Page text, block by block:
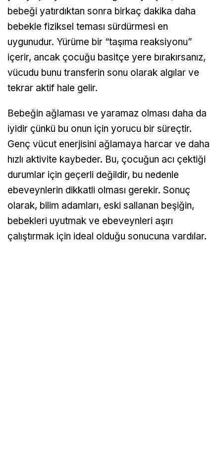
bebeği yatırdıktan sonra birkaç dakika daha
bebekle fiziksel teması sürdürmesi en
uygunudur. Yürüme bir “taşıma reaksiyonu”
içerir, ancak çocuğu basitçe yere bırakırsanız,
vücudu bunu transferin sonu olarak algılar ve
tekrar aktif hale gelir.
Bebeğin ağlaması ve yaramaz olması daha da
iyidir çünkü bu onun için yorucu bir süreçtir.
Genç vücut enerjisini ağlamaya harcar ve daha
hızlı aktivite kaybeder. Bu, çocuğun acı çektiği
durumlar için geçerli değildir, bu nedenle
ebeveynlerin dikkatli olması gerekir. Sonuç
olarak, bilim adamları, eski sallanan beşiğin,
bebekleri uyutmak ve ebeveynleri aşırı
çalıştırmak için ideal olduğu sonucuna vardılar.